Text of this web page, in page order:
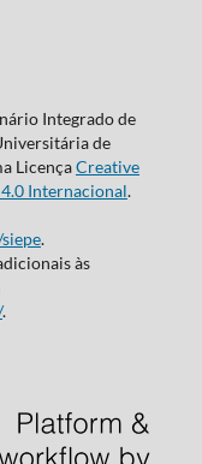
Integrado de
de
LicençaCreative
Internacional.
.
às
.